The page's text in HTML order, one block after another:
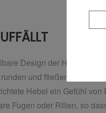
Design der
und fließenden
Hebel ein Gefühl
Fugen oder Rillen, so